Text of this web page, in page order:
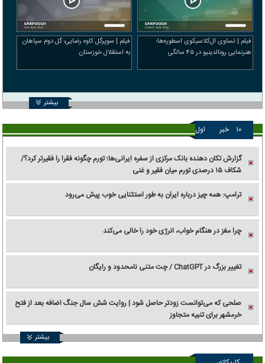
فیلم | تساوی ال‌کلاسیکوی اسطوره‌ها؛
هنرنمایی رونالدینیو در ۴۵ سالگی
فیلم | سوپرگل کاوه رضایی؛ گل دوم سپاهان
به استقلال خوزستان
بیشتر
۱۰ خبر اول
گزارش تکان‌ دهنده بانک مرکزی از سفره ایرانی‌ها؛ تورم چگونه فقرا را فقیرتر کرد؟/
شکاف ۱۵ درصدی تورم میان فقیر و غنی
ترامپ: همه چیز درباره ایران به طور استثنایی خوب پیش می‌رود
چرا مغز در هنگام خواب، انرژی خود را خالی می‌کند
تغییر بزرگ در ChatGPT / چت متنی نامحدود و رایگان
صلحی که می‌توانست زودتر حاصل شود | روایت شش سال جنگ اضافه بعد از فتح
خرمشهر برای تنبیه متجاوز
بیشتر